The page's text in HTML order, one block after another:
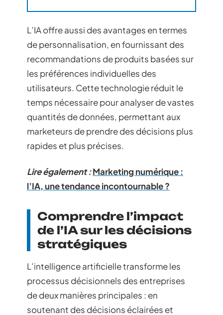
L’IA offre aussi des avantages en termes
de personnalisation, en fournissant des
recommandations de produits basées sur
les préférences individuelles des
utilisateurs. Cette technologie réduit le
temps nécessaire pour analyser de vastes
quantités de données, permettant aux
marketeurs de prendre des décisions plus
rapides et plus précises.
Lire également :Marketing numérique :
l’IA, une tendance incontournable ?
Comprendre l’impact
de l’IA sur les décisions
stratégiques
L’intelligence artificielle transforme les
processus décisionnels des entreprises
de deux manières principales : en
soutenant des décisions éclairées et